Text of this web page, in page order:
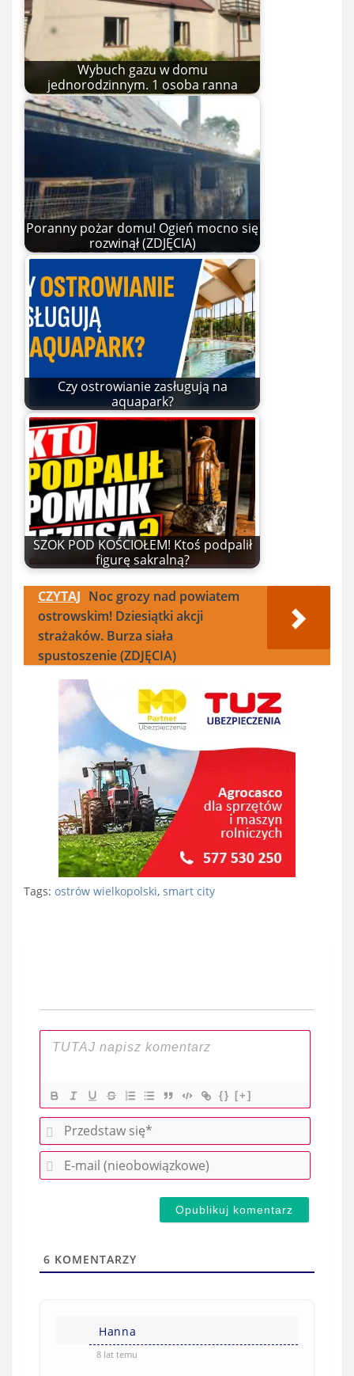
Wybuch gazu w domu
jednorodzinnym. 1 osoba ranna
Poranny pożar domu! Ogień mocno się
rozwinął (ZDJĘCIA)
Czy ostrowianie zasługują na
aquapark?
SZOK POD KOŚCIOŁEM! Ktoś podpalił
figurę sakralną?
CZYTAJ Noc grozy nad powiatem
ostrowskim! Dziesiątki akcji
strażaków. Burza siała
spustoszenie (ZDJĘCIA)
Tags: ostrów wielkopolski, smart city
{} [+]
P
r
e
w
E
-
(
6 KOMENTARZY
Hanna
8 lat temu